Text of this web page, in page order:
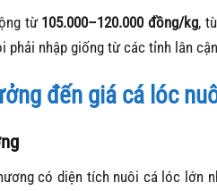
từ105.000–120.000 đồng/kg,
phải nhập giống từ các tỉnh lân
đến giá cá lóc
có diện tích nuôi cá lóc lớn